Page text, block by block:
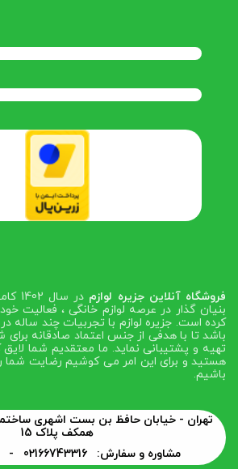
فروشگاه آنلاین جزیره لوازم
در
بنیان گذار در عرصه لوازم خانگی ، فعالیت
کرده است. جزیره لوازم با تجربیات چند
باشد تا با هدفی از جنس اعتماد صادقانه
تهیه و پشتیبانی نماید. ما معتقدیم شما
هستید و برای این امر می کوشیم رضایت شما
باشیم.
تهران - خیابان حافظ بن بست اشهری
همکف پلاک 15
مشاوره و سفارش: 02166743316 -